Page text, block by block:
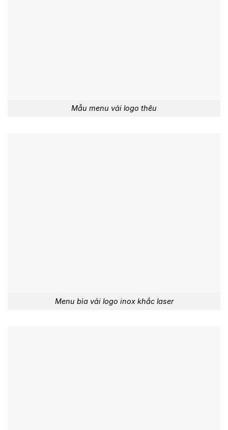
Mẫu menu vải logo thêu
Menu bìa vải logo inox khắc laser